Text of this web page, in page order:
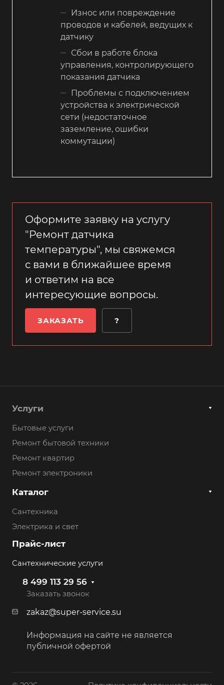
Износ или повреждение
проводов и кабелей, ведущих к
датчику
Сбои в работе блока
управления, контролирующего
показания датчика
Проблемы с подключением
устройства к электрической
сети (недостаточное
заземление, ошибки
коммутации)
Оформите заявку на услугу
"Ремонт датчика
температуры", мы свяжемся
с вами в ближайшее время
и ответим на все
интересующие вопросы.
ЗАКАЗАТЬ ?
Услуги
Бытовые услуги
Ремонт бытовой техники
Ремонт квартир
Ремонт электроники
Каталог
Сантехника
Электрика и свет
Прайс-лист
Сантехнические услуги
8 499 113 29 56
Заказать звонок
zakaz@super-service.su
Информация на сайте не является
публичной офертой